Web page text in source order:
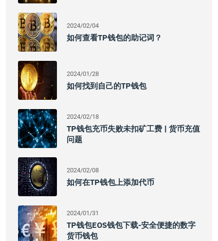
2024/02/04
如何查看TP钱包的助记词？
2024/01/28
如何找到自己的TP钱包
2024/02/18
TP钱包充币失败未扣矿工费 | 货币充值
问题
2024/02/08
如何在TP钱包上添加代币
2024/01/31
TP钱包EOS钱包下载-安全便捷的数字
货币钱包